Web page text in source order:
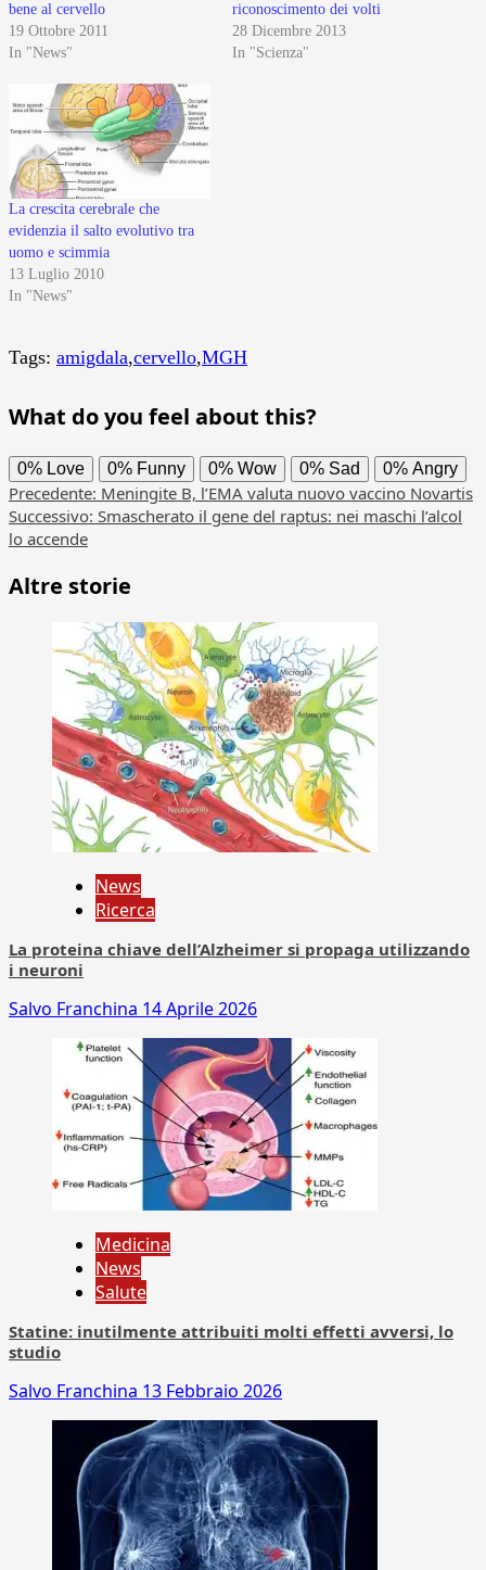
bene al cervello
19 Ottobre 2011
In "News"
riconoscimento dei volti
28 Dicembre 2013
In "Scienza"
La crescita cerebrale che
evidenzia il salto evolutivo tra
uomo e scimmia
13 Luglio 2010
In "News"
Tags: amigdala,cervello,MGH
What do you feel about this?
0% Love 0% Funny 0% Wow 0% Sad 0% Angry
Navigazione
articolo
Precedente: Meningite B, l’EMA valuta nuovo vaccino Novartis
Successivo: Smascherato il gene del raptus: nei maschi l’alcol
lo accende
Altre storie
News
Ricerca
La proteina chiave dell’Alzheimer si propaga utilizzando
i neuroni
Salvo Franchina 14 Aprile 2026
Medicina
News
Salute
Statine: inutilmente attribuiti molti effetti avversi, lo
studio
Salvo Franchina 13 Febbraio 2026